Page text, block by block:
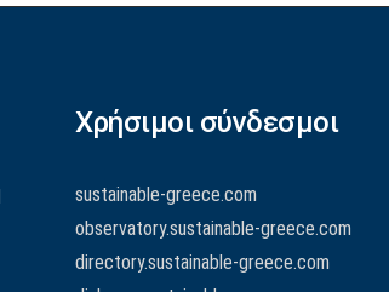
Χρήσιμοι σύνδεσμοι
sustainable-greece.com
observatory.sustainable-greece.com
directory.sustainable-greece.com